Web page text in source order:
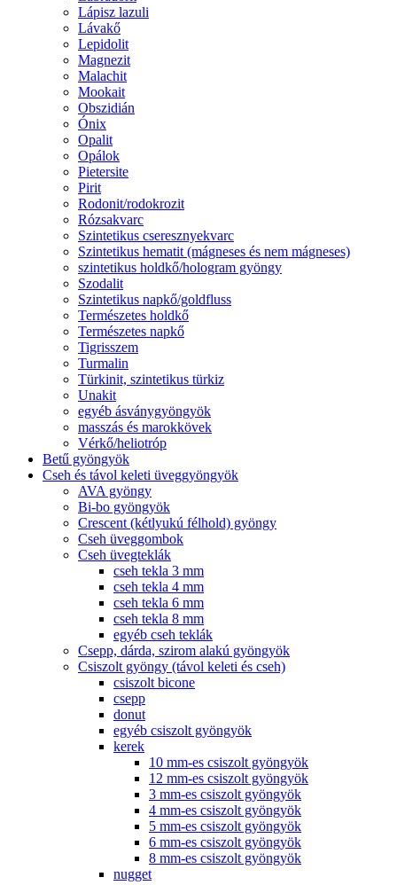
Lápisz lazuli
Lávakő
Lepidolit
Magnezit
Malachit
Mookait
Obszidián
Ónix
Opalit
Opálok
Pietersite
Pirit
Rodonit/rodokrozit
Rózsakvarc
Szintetikus cseresznyekvarc
Szintetikus hematit (mágneses és nem mágneses)
szintetikus holdkő/hologram gyöngy
Szodalit
Szintetikus napkő/goldfluss
Természetes holdkő
Természetes napkő
Tigrisszem
Turmalin
Türkinit, szintetikus türkiz
Unakit
egyéb ásványgyöngyök
masszás és marokkövek
Vérkő/heliotróp
Betű gyöngyök
Cseh és távol keleti üveggyöngyök
AVA gyöngy
Bi-bo gyöngyök
Crescent (kétlyukú félhold) gyöngy
Cseh üveggombok
Cseh üvegteklák
cseh tekla 3 mm
cseh tekla 4 mm
cseh tekla 6 mm
cseh tekla 8 mm
egyéb cseh teklák
Csepp, dárda, szirom alakú gyöngyök
Csiszolt gyöngy (távol keleti és cseh)
csiszolt bicone
csepp
donut
egyéb csiszolt gyöngyök
kerek
10 mm-es csiszolt gyöngyök
12 mm-es csiszolt gyöngyök
3 mm-es csiszolt gyöngyök
4 mm-es csiszolt gyöngyök
5 mm-es csiszolt gyöngyök
6 mm-es csiszolt gyöngyök
8 mm-es csiszolt gyöngyök
nugget